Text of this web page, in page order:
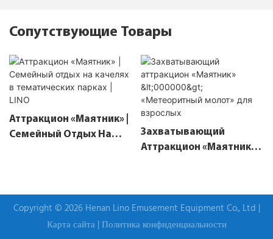
Сопутствующие Товары
Аттракцион «Маятник» |
Семейный Отдых На
Захватывающий
Аттракцион «Маятник»
Copyright © 2026 Henan Lino Emusement Equipment Co., Ltd |
Карта сайта |Политика конфиденциальности